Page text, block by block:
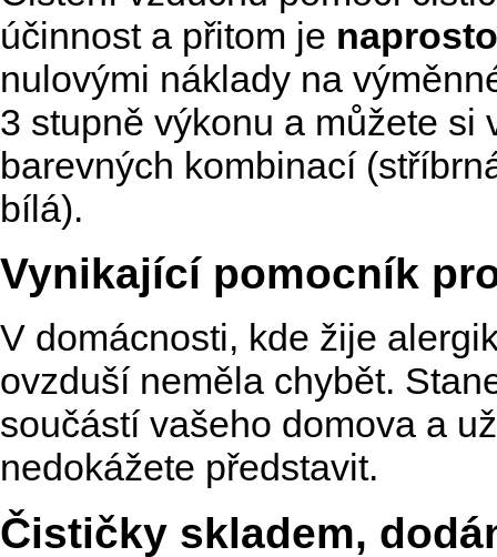
účinnost a přitom je
nulovými náklady na
3 stupně výkonu a můžete si
barevných kombinací
bílá).
Vynikající pomocník
V domácnosti, kde žije
ovzduší neměla chybět.
součástí vašeho domova a
nedokážete představit.
Čističky skladem,